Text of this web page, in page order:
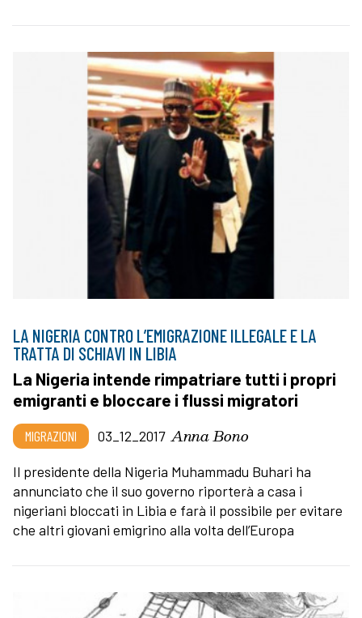
LA NIGERIA CONTRO L’EMIGRAZIONE ILLEGALE E LA
TRATTA DI SCHIAVI IN LIBIA
La Nigeria intende rimpatriare tutti i propri
emigranti e bloccare i flussi migratori
MIGRAZIONI 03_12_2017 Anna Bono
Il presidente della Nigeria Muhammadu Buhari ha
annunciato che il suo governo riporterà a casa i
nigeriani bloccati in Libia e farà il possibile per evitare
che altri giovani emigrino alla volta dell’Europa